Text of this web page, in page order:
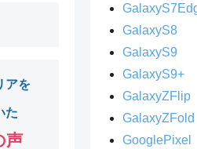
GalaxyS8
GalaxyS9
GalaxyS9+
GalaxyZFlip
GalaxyZFold
GooglePixel
アを
た
声